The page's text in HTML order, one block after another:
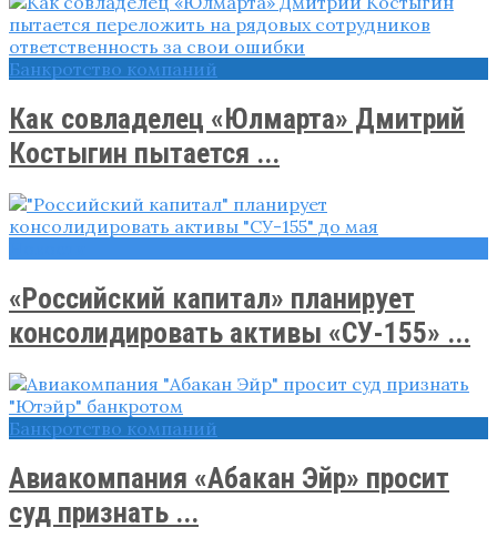
Банкротство компаний
Как совладелец «Юлмарта» Дмитрий
Костыгин пытается ...
«Российский капитал» планирует
консолидировать активы «СУ-155» ...
Банкротство компаний
Авиакомпания «Абакан Эйр» просит
суд признать ...